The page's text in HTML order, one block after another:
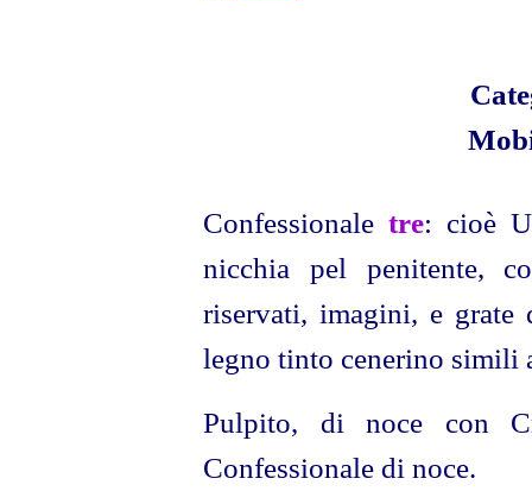
Confessionaletre: cioè
nicchia pel penitente,
riservati, imagini, e
legno tinto cenerino simili
Pulpito, di noce con
Confessionale di noce.